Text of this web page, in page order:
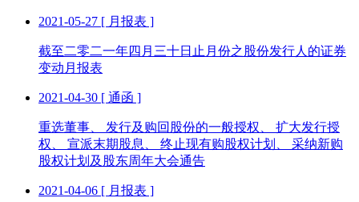
2021-05-27 [ 月报表 ]
截至二零二一年四月三十日止月份之股份发行人的证券
变动月报表
2021-04-30 [ 通函 ]
重选董事、 发行及购回股份的一般授权、 扩大发行授
权、 宣派末期股息、 终止现有购股权计划、 采纳新购
股权计划及股东周年大会通告
2021-04-06 [ 月报表 ]